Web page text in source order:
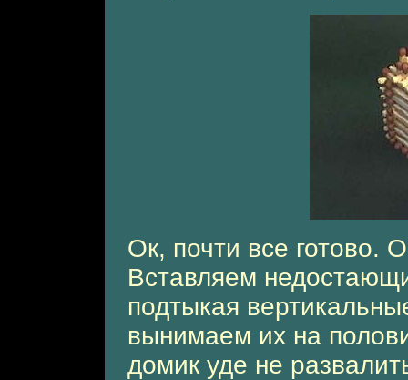
Ок, почти все готово.
Вставляем
подтыкая
вынимаем их на
домик уде не